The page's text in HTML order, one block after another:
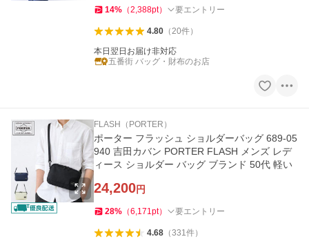
14% （2,388pt） 要エントリー
4.80（20件）
本日翌日お届け非対応
五番街 バッグ・財布のお店
FLASH（PORTER）
ポーター フラッシュ ショルダーバッグ 689-05
940 吉田カバン PORTER FLASH メンズ レデ
ィース ショルダー バッグ ブランド 50代 軽い
24,200円
28% （6,171pt） 要エントリー
4.68（331件）